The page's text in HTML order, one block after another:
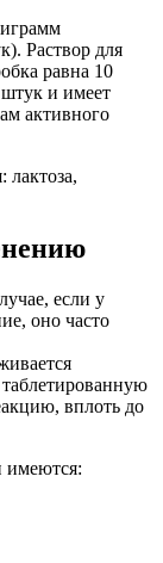
Раствор для
равна 10
и имеет
активного
лактоза,
если у
оно часто
таблетированную
вплоть до
имеются: